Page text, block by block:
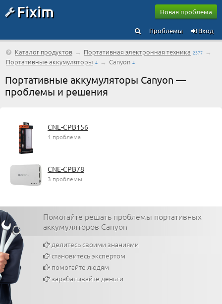
Fixim Новая проблема
Вход
Проблемы
Каталог продуктов → Портативная электронная техника 2377 →
Портативные аккумуляторы 4 → Canyon 4
Портативные аккумуляторы Canyon —
проблемы и решения
CNE-CPB156
1 проблема
CNE-CPB78
3 проблемы
Помогайте решать проблемы портативных
аккумуляторов Canyon
делитесь своими знаниями
становитесь экспертом
помогайте людям
зарабатывайте деньги